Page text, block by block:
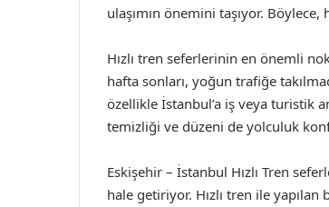
ulaşımın önemini taşıyor.
Hızlı tren seferlerinin en önemli
hafta sonları, yoğun trafiğe
özellikle İstanbul’a iş veya turistik
temizliği ve düzeni de yolculuk
Eskişehir – İstanbul Hızlı Tren
hale getiriyor. Hızlı tren ile